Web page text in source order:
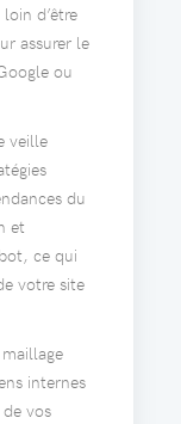
d’être
assurer le
ou
veille
du
et
ce qui
votre site
internes
vos